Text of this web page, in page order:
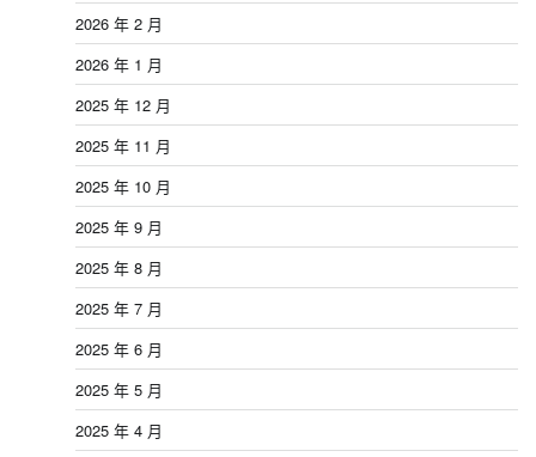
2026 年 2 月
2026 年 1 月
2025 年 12 月
2025 年 11 月
2025 年 10 月
2025 年 9 月
2025 年 8 月
2025 年 7 月
2025 年 6 月
2025 年 5 月
2025 年 4 月